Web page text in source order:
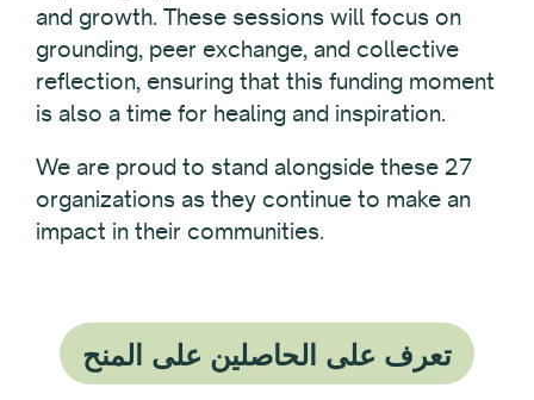
and growth. These sessions will focus on
grounding, peer exchange, and collective
reflection, ensuring that this funding moment
is also a time for healing and inspiration.
We are proud to stand alongside these 27
organizations as they continue to make an
impact in their communities.
تعرف على الحاصلين على المنح